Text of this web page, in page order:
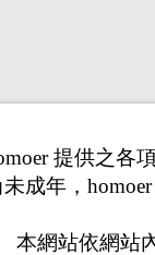
提供之各
未成年，homoer
本網站依網站